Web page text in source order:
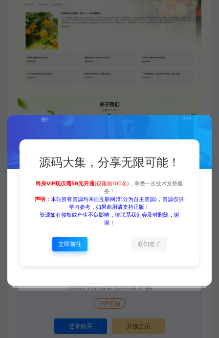
付费下载
当前内容需要登录后下载
VIP折扣
登录购买 升级会员
源码大集，分享无限可能！
终身VIP现仅需59元开通(仅限前100名) ，享受一次技术支持服
务！
声明：本站所有资源均来自互联网(部分为自主资源)，资源仅供
学习参考，如果商用请支持正版！
资源如有侵权或产生不良影响，请联系我们会及时删除，谢
谢！
立即前往 朕知道了